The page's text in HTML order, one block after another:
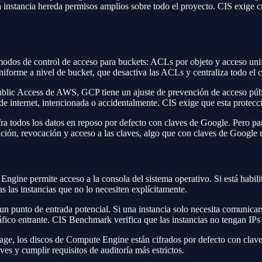
hereda permisos amplios sobre todo el proyecto. CIS exige
de control de acceso para buckets: ACLs por objeto y acceso
a nivel de bucket, que desactiva las ACLs y centraliza todo
Access de AWS, GCP tiene un ajuste de prevención de acceso
internet, intencionada o accidentalmente. CIS exige que esta
todos los datos en reposo por defecto con claves de Google. Pero
revocación y acceso a las claves, algo que con claves de Google
permite acceso a la consola del sistema operativo. Si está
las instancias que no lo necesiten explícitamente.
punto de entrada potencial. Si una instancia solo necesita
entrante. CIS Benchmark verifica que las instancias no tengan
los discos de Compute Engine están cifrados por defecto con
y cumplir requisitos de auditoría más estrictos.